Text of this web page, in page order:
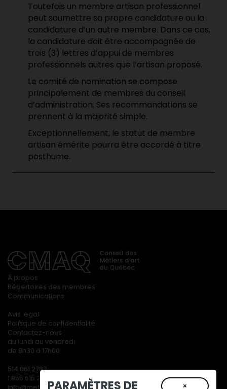
Toutefois un membre artisan professionnel
peut soumettre sa propre candidature ou la
candidature d’un autre membre. Dans ce cas,
la candidature doit être accompagnée de
trois (3) lettres d’appui de membres
professionnels autres que l’artisan proposé.
Le comité de nomination se compose
principalement de membres du conseil
d’administration. Ses recommandations se
prennent à la majorité simple.
Exceptionnellement, le statut de membre
artisan émérite pourra être accordé à titre
posthume.
À propos
Répertoires des membres
Communications
Avis légal
Politique de confidentialité
Contactez-nous
du lundi au vendredi
de 8h30 à 17h00
514 861.2787
1 855 515.2787
×
PARAMÈTRES DE